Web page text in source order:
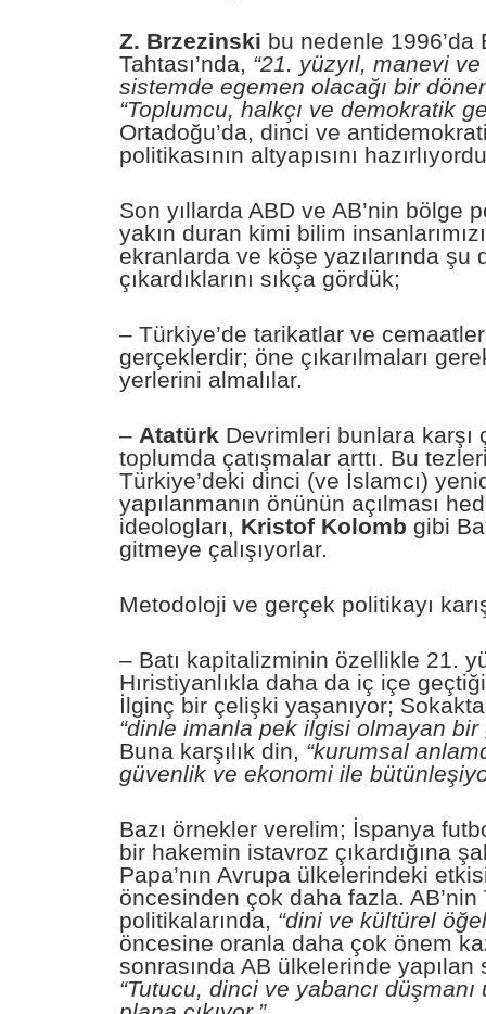
Z. Brzezinski bu nedenle 1996’da
Tahtası’nda, “21. yüzyıl, manevi
sistemde egemen olacağı bir
“Toplumcu, halkçı ve demokratik
Ortadoğu’da, dinci ve
politikasının altyapısını
Son yıllarda ABD ve AB’nin bölge
yakın duran kimi bilim
ekranlarda ve köşe yazılarında şu
çıkardıklarını sıkça gördük;
– Türkiye’de tarikatlar ve
gerçeklerdir; öne çıkarılmaları
yerlerini almalılar.
– Atatürk Devrimleri bunlara karşı
toplumda çatışmalar arttı. Bu
Türkiye’deki dinci (ve İslamcı)
yapılanmanın önünün açılması
ideologları, Kristof Kolomb gibi
gitmeye çalışıyorlar.
Metodoloji ve gerçek politikayı
– Batı kapitalizminin özellikle 21.
Hıristiyanlıkla daha da iç içe
İlginç bir çelişki yaşanıyor;
“dinle imanla pek ilgisi olmayan bir
Buna karşılık din, “kurumsal
güvenlik ve ekonomi ile
Bazı örnekler verelim; İspanya
bir hakemin istavroz çıkardığına
Papa’nın Avrupa ülkelerindeki
öncesinden çok daha fazla. AB’nin
politikalarında, “dini ve kültürel
öncesine oranla daha çok önem
sonrasında AB ülkelerinde yapılan
“Tutucu, dinci ve yabancı